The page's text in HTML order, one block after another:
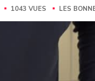
1043 VUES LES